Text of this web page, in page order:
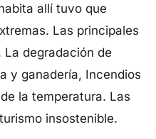
allí tuvo que
Las principales
La degradación de
y ganadería, Incendios
la temperatura. Las
insostenible.